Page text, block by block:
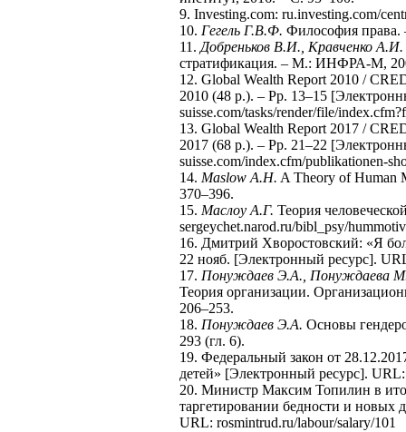
9. Investing.com: ru.investing.com/
10. Гегель Г.В.Ф. Философия
11.Добреньков В.И., Кравченко А.И.
стратификация. – М.: ИНФРА-М,
12. Global Wealth Report 2010 /
2010 (48 р.). – Pp. 13–15
suisse.com/tasks/render/file/
13. Global Wealth Report 2017 /
2017 (68 р.). – Pp. 21–22
suisse.com/index.cfm/publikationen-
14. Maslow A.H. A Theory of Human
370–396.
15. Маслоу А.Г. Теория
sergeychet.narod.ru/bibl_psy/
16. Дмитрий Хворостовский: «Я
22 нояб. [Электронный ресурс].
17. Понуждаев Э.А., Понуждаева
Теория организации.
206–253.
18. Понуждаев Э.А. Основы
293 (гл. 6).
19. Федеральный закон от
детей» [Электронный ресурс].
20. Министр Максим Топилин в
таргетировании бедности и новых
URL: rosmintrud.ru/labour/salary/101